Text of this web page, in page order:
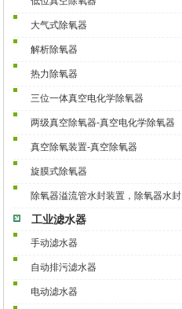
大气式除氧器
解析除氧器
热力除氧器
三位一体真空电化学除氧器
两级真空除氧器-真空电化学除氧器
真空除氧装置-真空除氧器
旋膜式除氧器
除氧器溢流管水封装置，除氧器水封
工业滤水器
手动滤水器
自动排污滤水器
电动滤水器